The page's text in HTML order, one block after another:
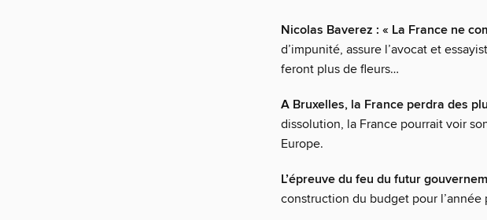
Nicolas Baverez : « La France ne
d’impunité, assure l’avocat et
feront plus de fleurs…
A Bruxelles, la France perdra des
dissolution, la France pourrait voir
Europe.
L’épreuve du feu du futur
construction du budget pour